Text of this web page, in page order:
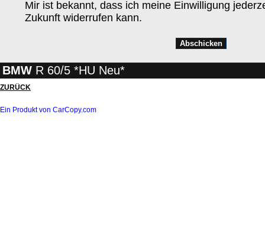
Mir ist bekannt, dass ich meine Einwilligung
Zukunft widerrufen kann.
BMW R 60/5 *HU Neu*
ZURÜCK
Ein Produkt von CarCopy.com